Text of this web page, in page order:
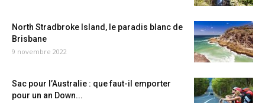
North Stradbroke Island, le paradis blanc de
Brisbane
9 novembre 2022
Sac pour l’Australie : que faut-il emporter
pour un an Down...